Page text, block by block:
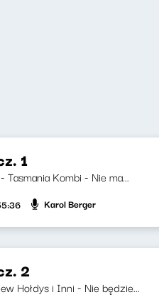
1
Tasmania Kombi - Nie ma...
Karol Berger
2
Hołdys i Inni - Nie będzie...